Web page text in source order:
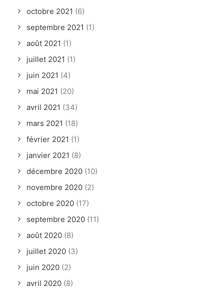
octobre 2021 (6)
septembre 2021 (1)
août 2021 (1)
juillet 2021 (1)
juin 2021 (4)
mai 2021 (20)
avril 2021 (34)
mars 2021 (18)
février 2021 (1)
janvier 2021 (8)
décembre 2020 (10)
novembre 2020 (2)
octobre 2020 (17)
septembre 2020 (11)
août 2020 (8)
juillet 2020 (3)
juin 2020 (2)
avril 2020 (8)